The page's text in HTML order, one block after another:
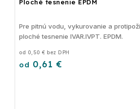
Ploché tesnenie EPDM
od 0,50 € bez DPH
od 0,61 €
Pre pitnú vodu, vykurovanie a
ploché tesnenie IVAR.IVPT. EPDM.